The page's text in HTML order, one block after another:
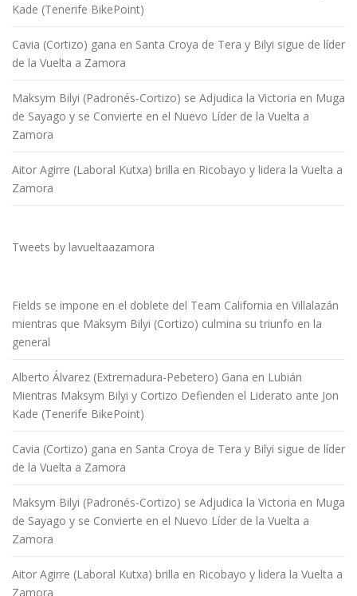
Kade (Tenerife BikePoint)
Cavia (Cortizo) gana en Santa Croya de Tera y Bilyi sigue de líder
de la Vuelta a Zamora
Maksym Bilyi (Padronés-Cortizo) se Adjudica la Victoria en Muga
de Sayago y se Convierte en el Nuevo Líder de la Vuelta a
Zamora
Aitor Agirre (Laboral Kutxa) brilla en Ricobayo y lidera la Vuelta a
Zamora
Tweets by lavueltaazamora
Fields se impone en el doblete del Team California en Villalazán
mientras que Maksym Bilyi (Cortizo) culmina su triunfo en la
general
Alberto Álvarez (Extremadura-Pebetero) Gana en Lubián
Mientras Maksym Bilyi y Cortizo Defienden el Liderato ante Jon
Kade (Tenerife BikePoint)
Cavia (Cortizo) gana en Santa Croya de Tera y Bilyi sigue de líder
de la Vuelta a Zamora
Maksym Bilyi (Padronés-Cortizo) se Adjudica la Victoria en Muga
de Sayago y se Convierte en el Nuevo Líder de la Vuelta a
Zamora
Aitor Agirre (Laboral Kutxa) brilla en Ricobayo y lidera la Vuelta a
Zamora